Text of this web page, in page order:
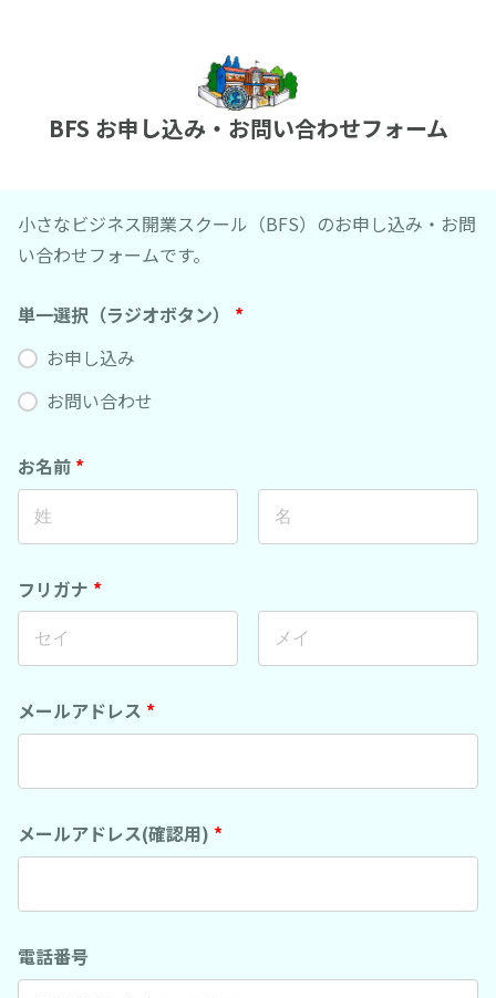
BFS お申し込み・お問い合わせフォーム
小さなビジネス開業スクール（BFS）のお申し込み・お問
い合わせフォームです。
単一選択（ラジオボタン）
*
お申し込み
お問い合わせ
お名前 *
フリガナ *
メールアドレス *
メールアドレス(確認用) *
電話番号